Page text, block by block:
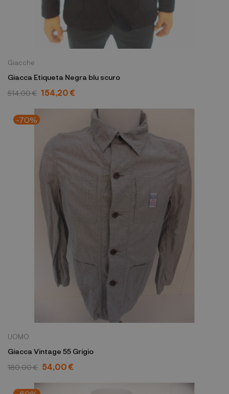
Giacche
Giacca Etiqueta Negra blu scuro
514,00 € 154,20 €
-70%
UOMO
Giacca Vintage 55 Grigio
180,00 € 54,00 €